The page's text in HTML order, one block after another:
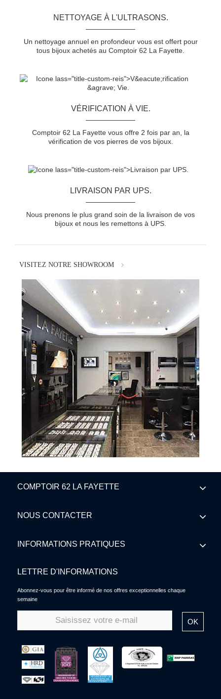
NETTOYAGE À L'ULTRASONS.
Un nettoyage annuel en profondeur vous est offert pour
tous bijoux achetés au Comptoir 62 La Fayette.
VÉRIFICATION À VIE.
Comptoir 62 La Fayette vous offre 2 fois par an, la
vérification de vos pierres de vos bijoux.
LIVRAISON PAR UPS.
Nous prenons le plus grand soin de la livraison de vos
bijoux et nous les remettons à UPS.
VISITEZ NOTRE SHOWROOM
COMPTOIR 62 LA FAYETTE
NOUS CONTACTER
INFORMATIONS PRATIQUES
LETTRE D'INFORMATIONS
Abonnez-vous pour être informé de nos offres exceptionnelles chaque
semaine
OK